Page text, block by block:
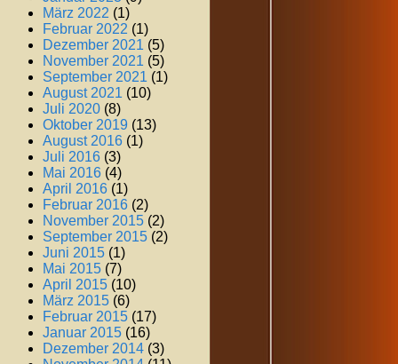
März 2022 (1)
Februar 2022 (1)
Dezember 2021 (5)
November 2021 (5)
September 2021 (1)
August 2021 (10)
Juli 2020 (8)
Oktober 2019 (13)
August 2016 (1)
Juli 2016 (3)
Mai 2016 (4)
April 2016 (1)
Februar 2016 (2)
November 2015 (2)
September 2015 (2)
Juni 2015 (1)
Mai 2015 (7)
April 2015 (10)
März 2015 (6)
Februar 2015 (17)
Januar 2015 (16)
Dezember 2014 (3)